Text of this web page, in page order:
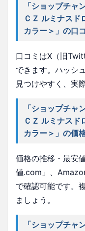
「ショップチ
ＣＺ ルミナスド
カラー＞」の口
口コミはX（旧
できます。ハッシ
見つけやすく、実
「ショップチ
ＣＺ ルミナスド
カラー＞」の価
価格の推移・最安
値.com」、
で確認可能です。
ましょう。
「ショップチ